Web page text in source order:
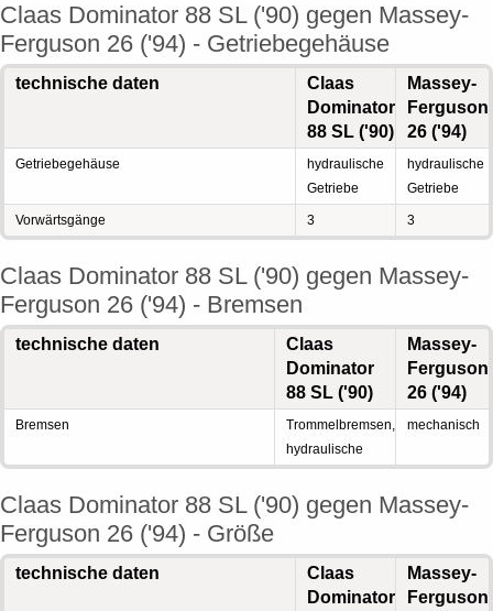
Claas Dominator 88 SL ('90) gegen Massey-
Ferguson 26 ('94) - Getriebegehäuse
technische daten
Claas
Dominator
88 SL ('90)
Massey-
Ferguson
26 ('94)
Getriebegehäuse
hydraulische
Getriebe
hydraulische
Getriebe
Vorwärtsgänge 3 3
Claas Dominator 88 SL ('90) gegen Massey-
Ferguson 26 ('94) - Bremsen
technische daten
Claas
Dominator
88 SL ('90)
Massey-
Ferguson
26 ('94)
Bremsen
Trommelbremsen,
hydraulische
mechanisch
Claas Dominator 88 SL ('90) gegen Massey-
Ferguson 26 ('94) - Größe
technische daten
Claas
Dominator
Massey-
Ferguson